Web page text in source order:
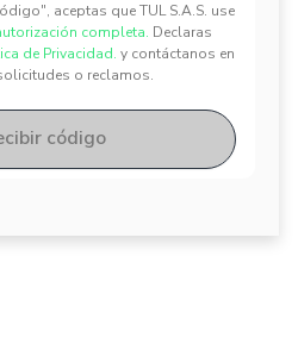
aceptas que TUL S.A.S. use
completa. Declaras
de Privacidad. y contáctanos en
o reclamos.
✕
✕
código